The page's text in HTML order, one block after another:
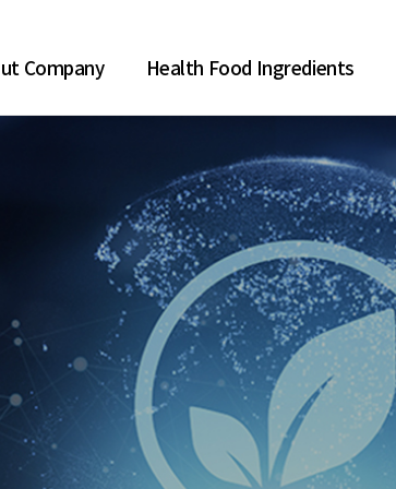
Company Health Food Ingredients